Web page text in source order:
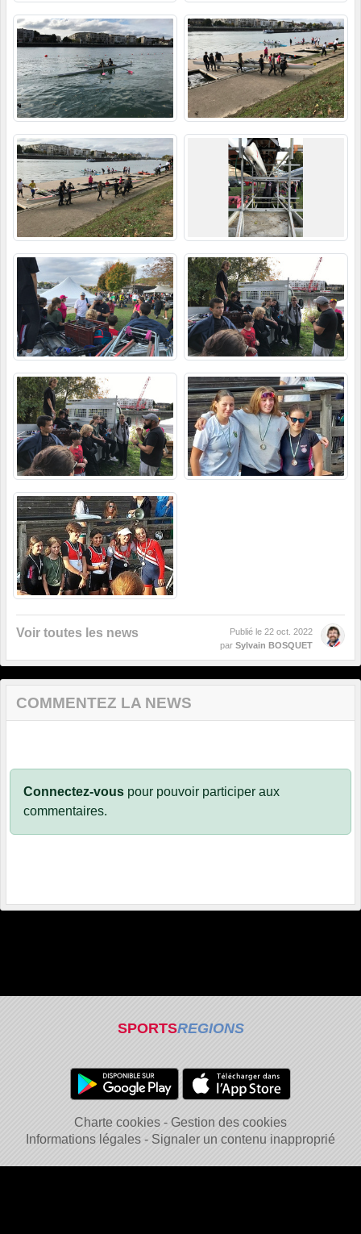
Voir toutes les news Publié le 22 oct. 2022
par Sylvain BOSQUET
COMMENTEZ LA NEWS
Connectez-vous pour pouvoir participer aux
commentaires.
SPORTSREGIONS
Charte cookies
Gestion des cookies
Informations légales
Signaler un contenu inapproprié